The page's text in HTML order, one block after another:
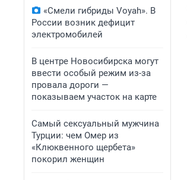
«Смели гибриды Voyah». В
России возник дефицит
электромобилей
В центре Новосибирска могут
ввести особый режим из-за
провала дороги —
показываем участок на карте
Самый сексуальный мужчина
Турции: чем Омер из
«Клюквенного щербета»
покорил женщин